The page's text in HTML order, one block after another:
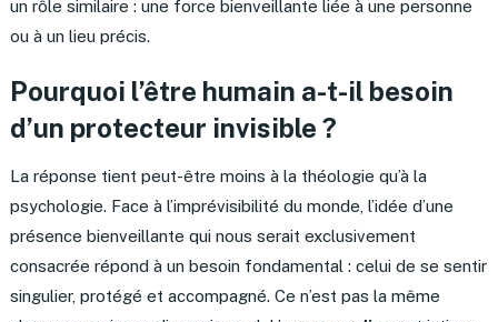
un rôle similaire : une force bienveillante liée à une personne
ou à un lieu précis.
Pourquoi l’être humain a-t-il besoin
d’un protecteur invisible ?
La réponse tient peut-être moins à la théologie qu’à la
psychologie. Face à l’imprévisibilité du monde, l’idée d’une
présence bienveillante qui nous serait exclusivement
consacrée répond à un besoin fondamental : celui de se sentir
singulier, protégé et accompagné. Ce n’est pas la même